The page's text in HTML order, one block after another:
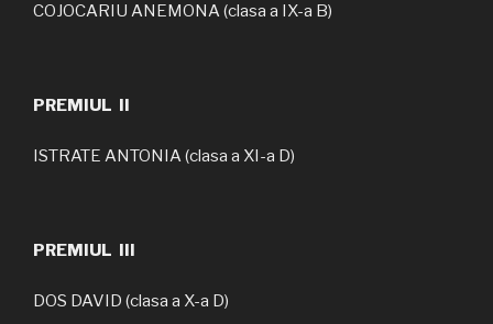
COJOCARIU ANEMONA (clasa a IX-a B)
PREMIUL II
ISTRATE ANTONIA (clasa a XI-a D)
PREMIUL III
DOS DAVID (clasa a X-a D)